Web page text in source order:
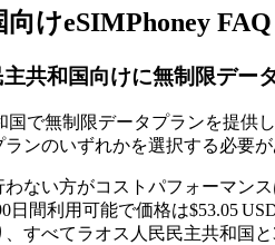
けeSIMPhoney FAQ
共和国向けに無制限デー
国で無制限データプランを提
ンのいずれかを選択する必要が
ない方がコストパフォーマン
日間利用可能で価格は$53.05
すべてラオス人民民主共和国